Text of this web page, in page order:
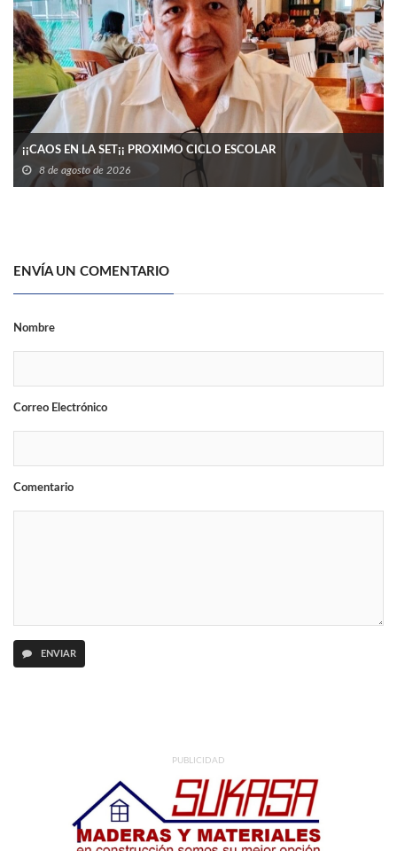
¡¡CAOS EN LA SET¡¡ PROXIMO CICLO ESCOLAR
8 de agosto de 2026
ENVÍA UN COMENTARIO
Nombre
Correo Electrónico
Comentario
ENVIAR
PUBLICIDAD